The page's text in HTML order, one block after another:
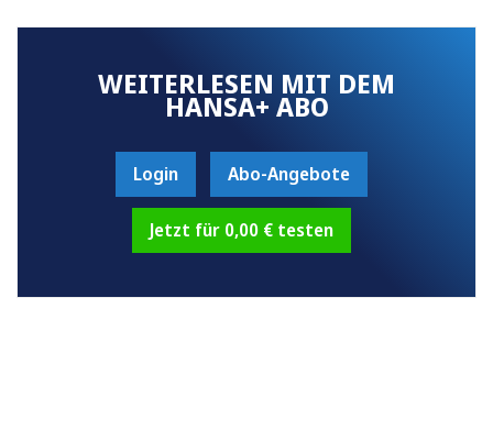
WEITERLESEN MIT DEM
HANSA+ ABO
Login Abo-Angebote
Jetzt für 0,00 € testen